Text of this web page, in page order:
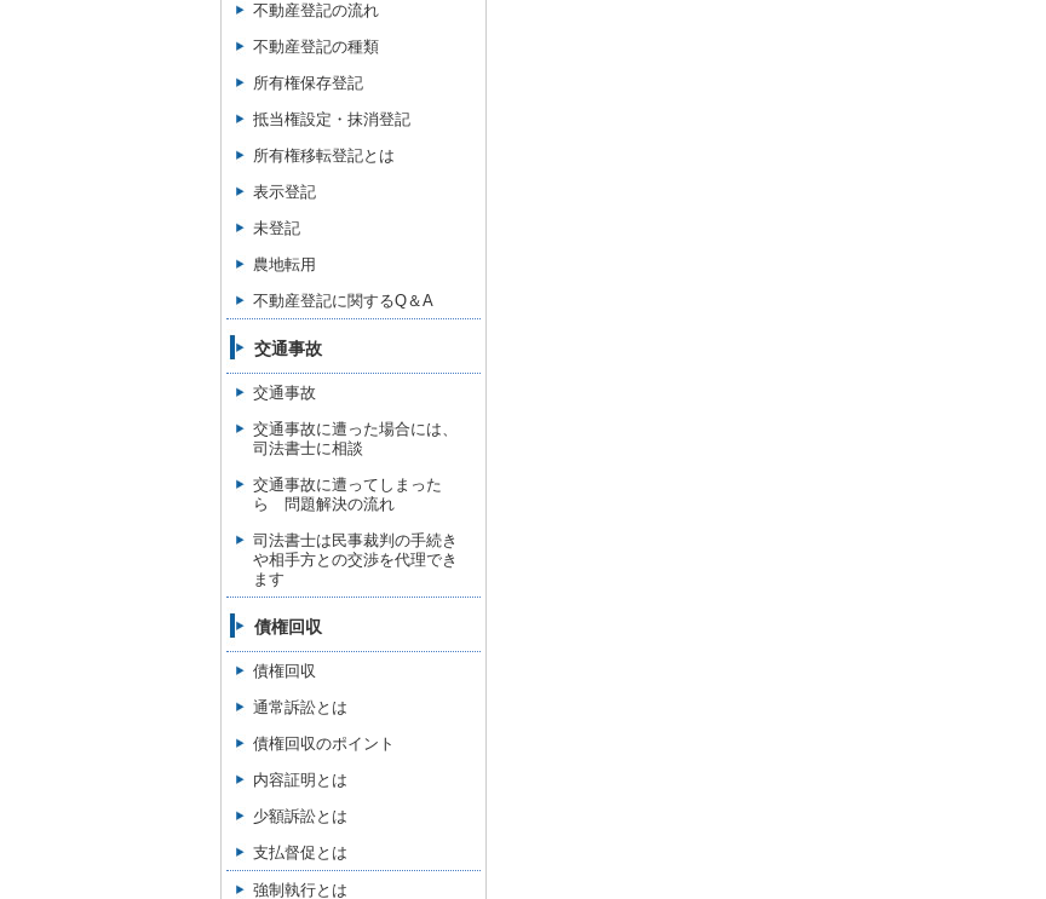
不動産登記の流れ
不動産登記の種類
所有権保存登記
抵当権設定・抹消登記
所有権移転登記とは
表示登記
未登記
農地転用
不動産登記に関するQ＆A
交通事故
交通事故
交通事故に遭った場合には、
司法書士に相談
交通事故に遭ってしまった
ら 問題解決の流れ
司法書士は民事裁判の手続き
や相手方との交渉を代理でき
ます
債権回収
債権回収
通常訴訟とは
債権回収のポイント
内容証明とは
少額訴訟とは
支払督促とは
強制執行とは